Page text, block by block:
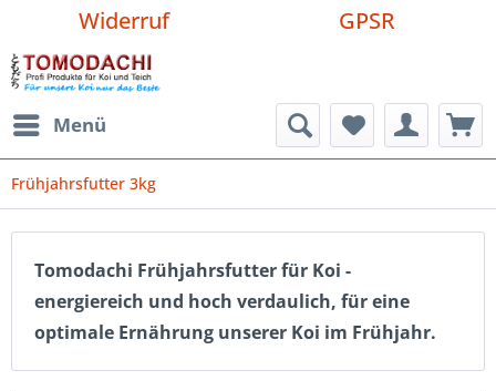
Widerruf GPSR
Menü
Frühjahrsfutter 3kg
Tomodachi Frühjahrsfutter für Koi -
energiereich und hoch verdaulich, für eine
optimale Ernährung unserer Koi im Frühjahr.